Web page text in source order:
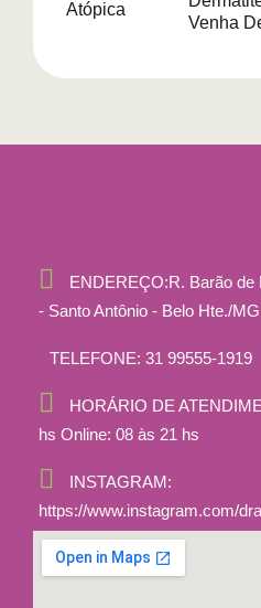
Venha
ENDEREÇO:R. Barão de
- Santo Antônio - Belo Hte./MG
TELEFONE: 31 99555-1919
HORÁRIO DE
hs Online: 08 às 21 hs
INSTAGRAM:
https://www.instagram.com/